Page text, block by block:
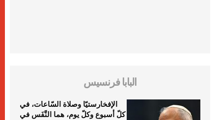
البابا فرنسيس
الإفخارستيّا وصلاة السّاعات، في
كلّ أسبوع وكلّ يوم، هما النَّفَس في